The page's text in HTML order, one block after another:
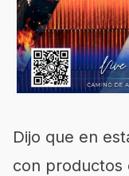
Dijo que en
con productos